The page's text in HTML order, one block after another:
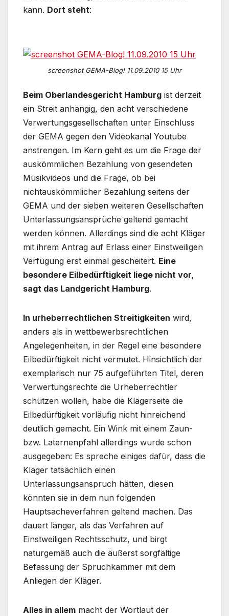
kann. Dort steht:
screenshot GEMA-Blog! 11.09.2010 15 Uhr
Beim Oberlandesgericht Hamburg ist derzeit
ein Streit anhängig, den acht verschiedene
Verwertungsgesellschaften unter Einschluss
der GEMA gegen den Videokanal Youtube
anstrengen. Im Kern geht es um die Frage der
auskömmlichen Bezahlung von gesendeten
Musikvideos und die Frage, ob bei
nichtauskömmlicher Bezahlung seitens der
GEMA und der sieben weiteren Gesellschaften
Unterlassungsansprüche geltend gemacht
werden können. Allerdings sind die acht Kläger
mit ihrem Antrag auf Erlass einer Einstweiligen
Verfügung erst einmal gescheitert. Eine
besondere Eilbedürftigkeit liege nicht vor,
sagt das Landgericht Hamburg.
In urheberrechtlichen Streitigkeiten wird,
anders als in wettbewerbsrechtlichen
Angelegenheiten, in der Regel eine besondere
Eilbedürftigkeit nicht vermutet. Hinsichtlich der
exemplarisch nur 75 aufgeführten Titel, deren
Verwertungsrechte die Urheberrechtler
schützen wollen, habe die Klägerseite die
Eilbedürftigkeit vorläufig nicht hinreichend
deutlich gemacht. Ein Wink mit einem Zaun-
bzw. Laternenpfahl allerdings wurde schon
ausgegeben: Es spreche einiges dafür, dass die
Kläger tatsächlich einen
Unterlassungsanspruch hätten, diesen
könnten sie in dem nun folgenden
Hauptsacheverfahren geltend machen. Das
dauert länger, als das Verfahren auf
Einstweiligen Rechtsschutz, und birgt
naturgemäß auch die äußerst sorgfältige
Befassung der Spruchkammer mit dem
Anliegen der Kläger.
Alles in allem macht der Wortlaut der